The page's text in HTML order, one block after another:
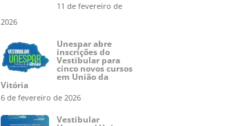
11 de fevereiro de
2026
Unespar abre
inscrições do
Vestibular para
cinco novos cursos
em União da
Vitória
6 de fevereiro de 2026
Vestibular